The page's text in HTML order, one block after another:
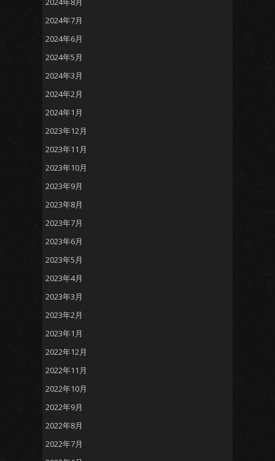
2024年7月
2024年6月
2024年5月
2024年3月
2024年2月
2024年1月
2023年12月
2023年11月
2023年10月
2023年9月
2023年8月
2023年7月
2023年6月
2023年5月
2023年4月
2023年3月
2023年2月
2023年1月
2022年12月
2022年11月
2022年10月
2022年9月
2022年8月
2022年7月